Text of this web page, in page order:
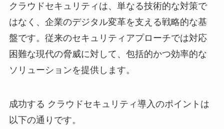
クラウドセキュリティは、単なる技術的な対策で
はなく、企業のデジタル変革を支える戦略的な基
盤です。従来のセキュリティアプローチでは対応
困難な現代の脅威に対して、包括的かつ効率的な
ソリューションを提供します。
成功する クラウドセキュリティ導入のポイントは
以下の通りです。